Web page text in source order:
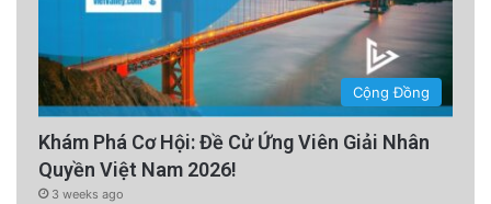
Cộng Đồng
Khám Phá Cơ Hội: Đề Cử Ứng Viên Giải Nhân
Quyền Việt Nam 2026!
3 weeks ago